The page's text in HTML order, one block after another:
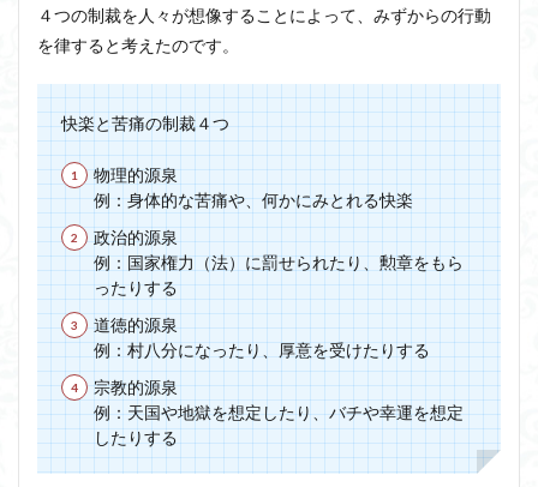
４つの制裁を人々が想像することによって、みずからの行動
を律すると考えたのです。
快楽と苦痛の制裁４つ
物理的源泉
例：身体的な苦痛や、何かにみとれる快楽
政治的源泉
例：国家権力（法）に罰せられたり、勲章をもら
ったりする
道徳的源泉
例：村八分になったり、厚意を受けたりする
宗教的源泉
例：天国や地獄を想定したり、バチや幸運を想定
したりする